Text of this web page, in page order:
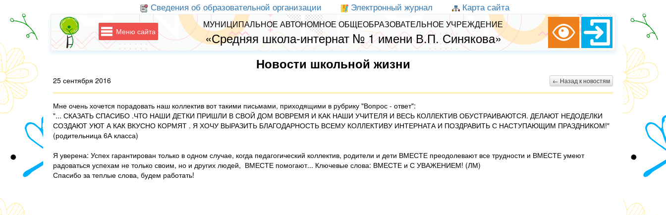
Сведения об образовательной организации Электронный журнал Карта сайта
Меню сайта
МУНИЦИПАЛЬНОЕ АВТОНОМНОЕ ОБЩЕОБРАЗОВАТЕЛЬНОЕ УЧРЕЖДЕНИЕ
«Средняя школа-интернат № 1 имени В.П. Синякова»
Новости школьной жизни
25 сентября 2016 ← Назад к новостям
Мне очень хочется порадовать наш коллектив вот такими письмами, приходящими в рубрику "Вопрос - ответ":
"... СКАЗАТЬ СПАСИБО .ЧТО НАШИ ДЕТКИ ПРИШЛИ В СВОЙ ДОМ ВОВРЕМЯ И КАК НАШИ УЧИТЕЛЯ И ВЕСЬ КОЛЛЕКТИВ ОБУСТРАИВАЮТСЯ. ДЕЛАЮТ НЕДОДЕЛКИ
СОЗДАЮТ УЮТ А КАК ВКУСНО КОРМЯТ . Я ХОЧУ ВЫРАЗИТЬ БЛАГОДАРНОСТЬ ВСЕМУ КОЛЛЕКТИВУ ИНТЕРНАТА И ПОЗДРАВИТЬ С НАСТУПАЮЩИМ ПРАЗДНИКОМ!"
(родительница 6А класса)
Я уверена: Успех гарантирован только в одном случае, когда педагогический коллектив, родители и дети ВМЕСТЕ преодолевают все трудности и ВМЕСТЕ умеют
радоваться успехам не только своим, но и других людей, ВМЕСТЕ помогают... Ключевые слова: ВМЕСТЕ и С УВАЖЕНИЕМ! (ЛМ)
Спасибо за теплые слова, будем работать!